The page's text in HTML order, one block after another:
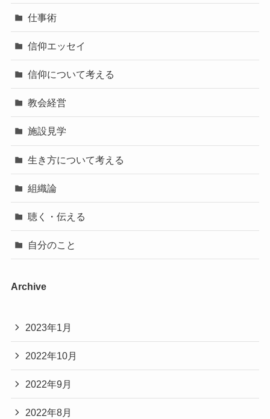
仕事術
信仰エッセイ
信仰について考える
教会経営
施設見学
生き方について考える
組織論
聴く・伝える
自分のこと
Archive
2023年1月
2022年10月
2022年9月
2022年8月